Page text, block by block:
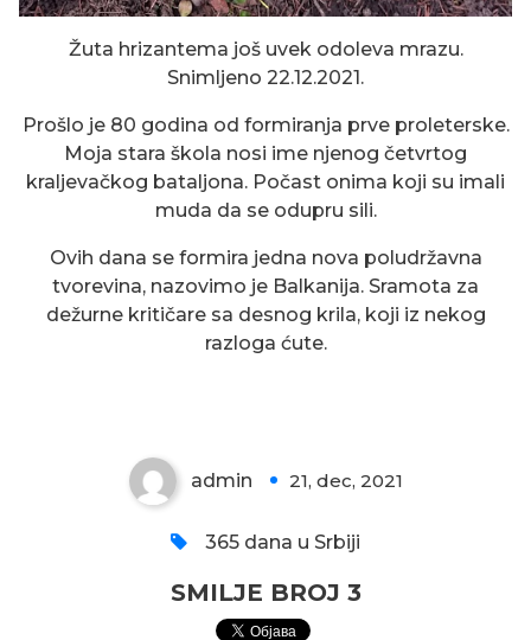
Žuta hrizantema još uvek odoleva mrazu.
Snimljeno 22.12.2021.
Prošlo je 80 godina od formiranja prve proleterske.
Moja stara škola nosi ime njenog četvrtog
kraljevačkog bataljona. Počast onima koji su imali
muda da se odupru sili.
Ovih dana se formira jedna nova poludržavna
tvorevina, nazovimo je Balkanija. Sramota za
dežurne kritičare sa desnog krila, koji iz nekog
razloga ćute.
admin 21, dec, 2021
365 dana u Srbiji
SMILJE BROJ 3